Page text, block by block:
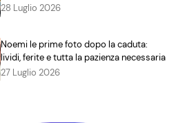
28 Luglio 2026
Noemi le prime foto dopo la caduta:
lividi, ferite e tutta la pazienza necessaria
27 Luglio 2026